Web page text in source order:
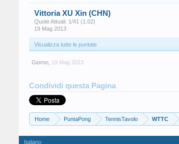
Vittoria XU Xin (CHN)
Quote Attuali: 1/41 (1.02)
19 Mag 2013
Visualizza tutte le puntate
Giorno 19 Mag 2013
Condividi questa Pagina
Home PuntaPong TennisTavolo WTTC
Italiano